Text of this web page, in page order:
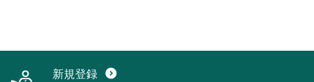
新規登録 expand_circle_down